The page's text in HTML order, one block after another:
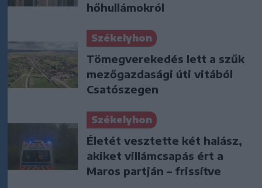
hőhullámokról
Székelyhon
Tömegverekedés lett a szűk
mezőgazdasági úti vitából
Csatószegen
Székelyhon
Életét vesztette két halász,
akiket villámcsapás ért a
Maros partján – frissítve